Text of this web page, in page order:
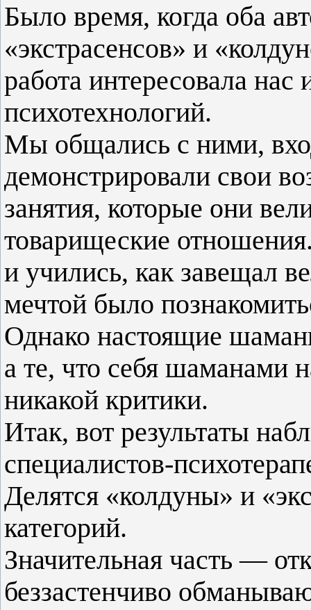
Было время, когда оба
«экстрасенсов» и
работа интересовала
психотехнологий.
Мы общались с ними,
демонстрировали свои
занятия, которые они
товарищеские
и учились, как завещал
мечтой было
Однако настоящие
а те, что себя шаманами
никакой критики.
Итак, вот результаты
специалистов-
Делятся «колдуны» и
категорий.
Значительная часть —
беззастенчиво